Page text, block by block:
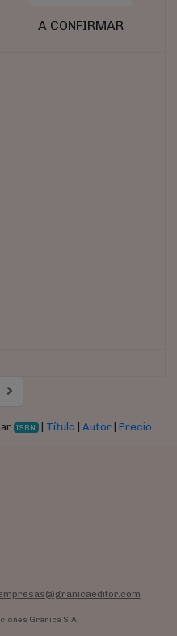
A CONFIRMAR
ISBN Título |Autor |Precio
Granica S.A.